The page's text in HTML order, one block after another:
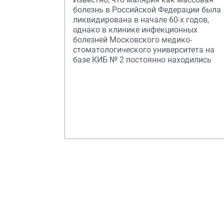
болезнь в Российской Федерации была
ликвидирована в начале 60-х годов,
однако в клинике инфекционных
болезней Московского медико-
стоматологического университета на
базе КИБ № 2 постоянно находились